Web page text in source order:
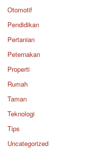
Otomotif
Pendidikan
Pertanian
Peternakan
Properti
Rumah
Taman
Teknologi
Tips
Uncategorized